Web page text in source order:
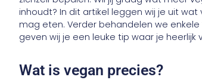
inhoudt? In dit artikel leggen wij je uit
mag eten. Verder behandelen we
geven wij je een leuke tip waar je heerlijk
Wat is vegan precies?